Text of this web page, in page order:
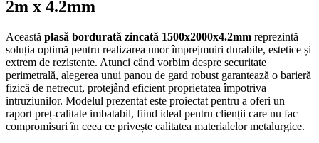
2m x 4.2mm
Această plasă bordurată zincată 1500x2000x4.2mm reprezintă
soluția optimă pentru realizarea unor împrejmuiri durabile, estetice și
extrem de rezistente. Atunci când vorbim despre securitate
perimetrală, alegerea unui panou de gard robust garantează o barieră
fizică de netrecut, protejând eficient proprietatea împotriva
intruziunilor. Modelul prezentat este proiectat pentru a oferi un
raport preț-calitate imbatabil, fiind ideal pentru clienții care nu fac
compromisuri în ceea ce privește calitatea materialelor metalurgice.